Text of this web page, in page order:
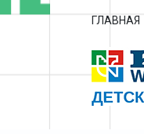
ГЛАВНАЯ